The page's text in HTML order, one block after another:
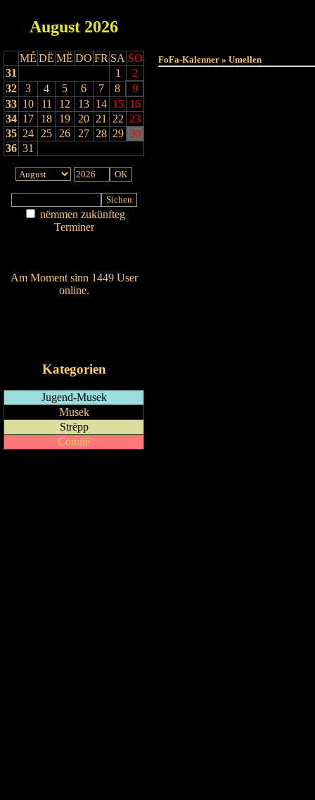
August 2026
MÉ DË MË DO FR SA SO
31
1
2
32
3 4 5 6 7 8
9
33 10 11 12 13 14 15 16
34 17 18 19 20 21 22 23
35 24 25 26 27 28 29 30
36 31
nëmmen zukünfteg
Terminer
Am Moment sinn 1449 User
online.
Kategorien
Jugend-Musek
Musek
Strëpp
Comité
FoFa-Kalenner » Umellen